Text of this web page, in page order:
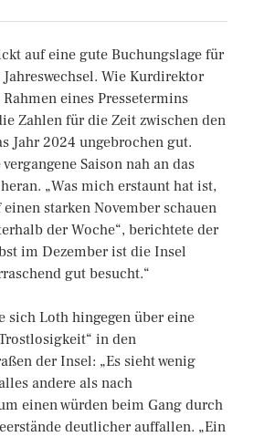
auf eine gute Buchungslage für
Wie Kurdirektor
eines Pressetermins
Zahlen für die Zeit zwischen den
Jahr 2024 ungebrochen gut.
Saison nah an das
„Was mich erstaunt hat ist,
starken November schauen
der Woche“, berichtete der
im Dezember ist die Insel
gut besucht.“
sich Loth hingegen über eine
in den
der Insel: „Es sieht wenig
andere als nach
einen würden beim Gang durch
deutlicher auffallen. „Ein